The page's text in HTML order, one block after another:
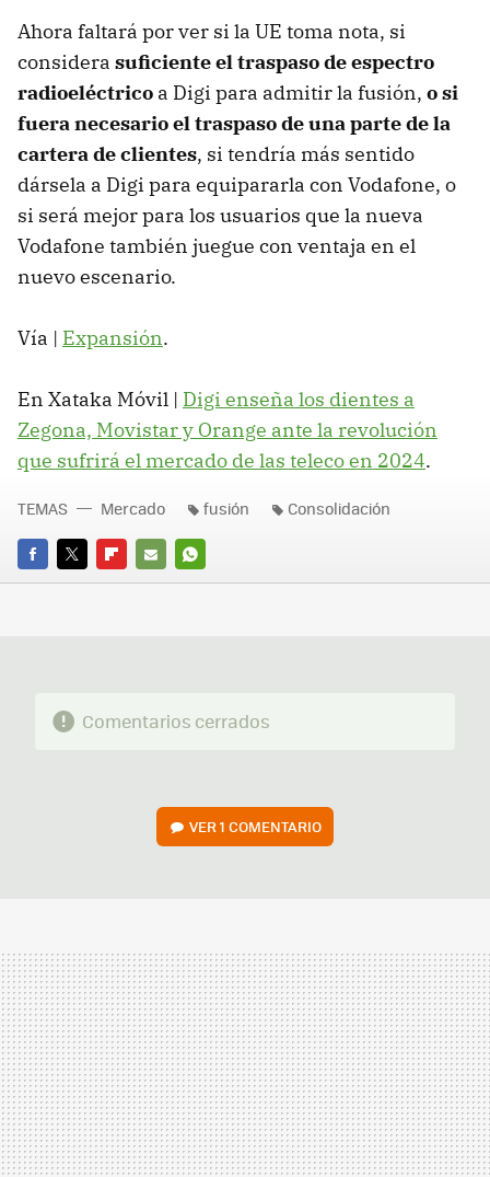
Ahora faltará por ver si la UE toma nota, si
considera suficiente el traspaso de espectro
radioeléctrico a Digi para admitir la fusión, o si
fuera necesario el traspaso de una parte de la
cartera de clientes, si tendría más sentido
dársela a Digi para equipararla con Vodafone, o
si será mejor para los usuarios que la nueva
Vodafone también juegue con ventaja en el
nuevo escenario.
Vía | Expansión.
En Xataka Móvil | Digi enseña los dientes a
Zegona, Movistar y Orange ante la revolución
que sufrirá el mercado de las teleco en 2024.
FACEBOOK
TWITTERFLIPBOARD
E-
WHATSAPP
TEMAS Mercado fusión Consolidación
Comentarios cerrados
VER1 COMENTARIO